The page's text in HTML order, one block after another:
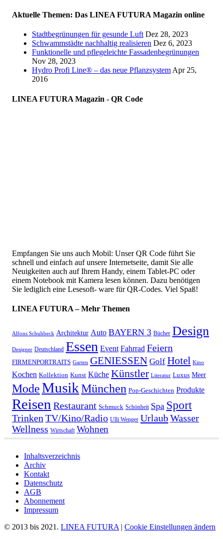
Aktuelle Themen: Das LINEA FUTURA Magazin online
Stadtbegrünungen für gesunde Luft Dez 28, 2023
Schwammstädte nachhaltig realisieren Dez 6, 2023
Funktionelle und pflegeleichte Fassadenbegrünungen
Nov 28, 2023
Hydro Profi Line® – das neue Pflanzsystem Apr 25,
2016
LINEA FUTURA Magazin - QR Code
Empfangen Sie uns auch Mobil: Unser QR Code führt Sie
schnell und einfach auf unsere Internetseite, damit Sie alle
Neuigkeiten auch auf Ihrem Handy, einem Tablet-PC oder
einem Notebook mit Kamera lesen können. Dazu benötigen
Sie lediglich eine Lesesoft- ware für QR-Codes. Viel Spaß!
LINEA FUTURA – Mehr Themen
Alfons Schuhbeck Architektur Auto BAYERN 3 Bücher Design
Designer Deutschland Essen Event Fahrrad Feiern
FIRMENPORTRAITS Garten GENIESSEN Golf Hotel Kino
Kochen Kollektion Kunst Küche Künstler Literatur Luxus Meer
ModeMusikMünchen Pop-Geschichten Produkte
Reisen Restaurant Schmuck Schönheit Spa Sport
Trinken TV/Kino/Radio Ulli Wenger UrlaubWasser
Wellness Wirtschaft Wohnen
Inhaltsverzeichnis
Archiv
Kontakt
Datenschutz
AGB
Abonnement
Impressum
© 2013 bis 2021. LINEA FUTURA | Cookie Einstellungen ändern